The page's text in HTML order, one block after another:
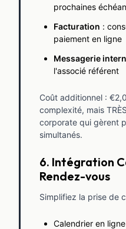
prochaines
Facturation :
paiement en ligne
Messagerie
l'associé référent
Coût additionnel :
complexité, mais
corporate qui gèrent
simultanés.
6. Intégration
Rendez-vous
Simplifiez la prise de
Calendrier en